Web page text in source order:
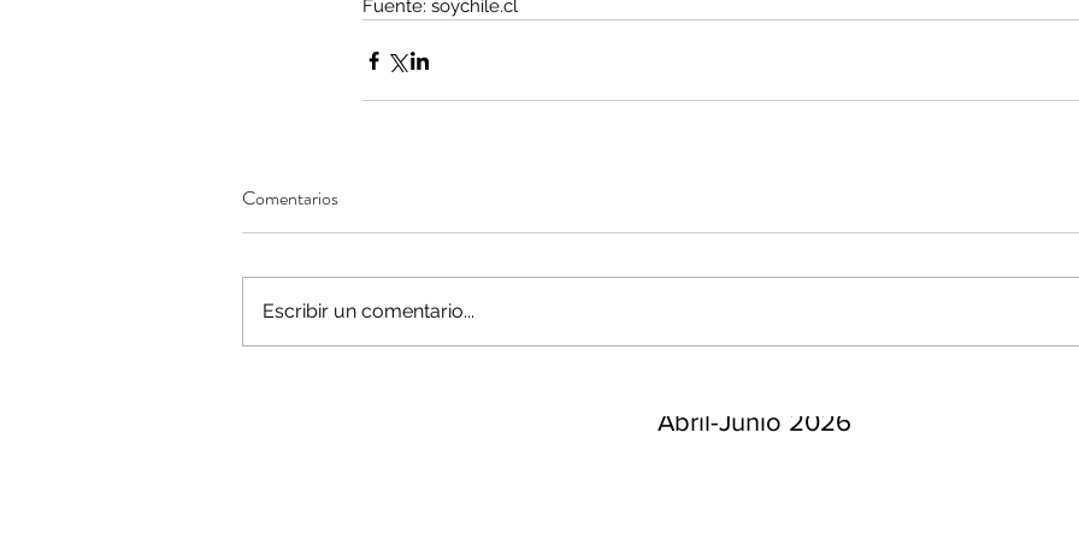
operaciones avanzan en
Abril-Junio 2026
Fuente: soychile.cl
Comentarios
Escribir un comentario...